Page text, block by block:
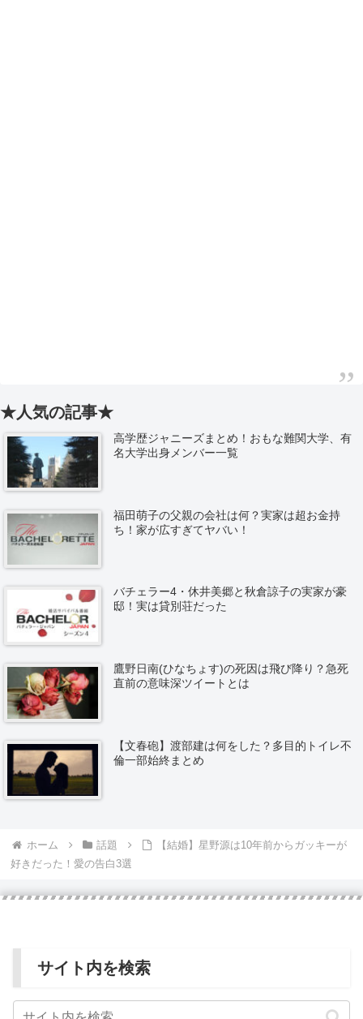
★人気の記事★
高学歴ジャニーズまとめ！おもな難関大学、有
名大学出身メンバー一覧
福田萌子の父親の会社は何？実家は超お金持
ち！家が広すぎてヤバい！
バチェラー4・休井美郷と秋倉諒子の実家が豪
邸！実は貸別荘だった
鷹野日南(ひなちょす)の死因は飛び降り？急死
直前の意味深ツイートとは
【文春砲】渡部建は何をした？多目的トイレ不
倫一部始終まとめ
ホーム 話題
【結婚】星野源は10年前からガッキーが
好きだった！愛の告白3選
サイト内を検索